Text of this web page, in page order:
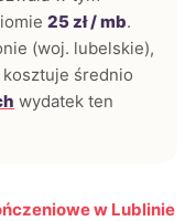
25 zł / mb.
(woj. lubelskie),
kosztuje średnio
wydatek ten
w Lublinie